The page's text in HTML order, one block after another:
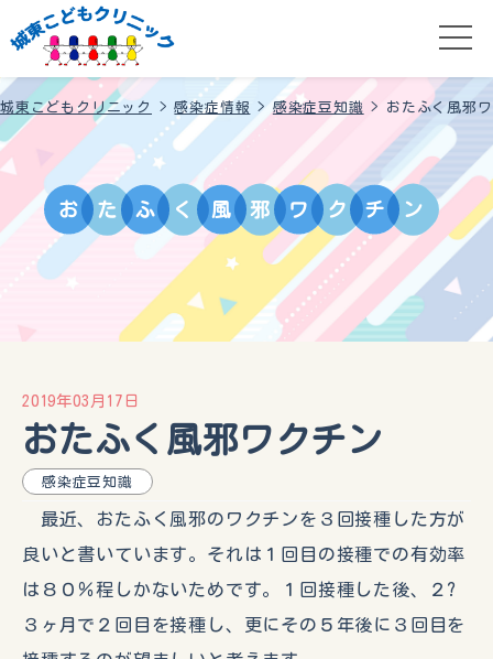
城東こどもクリニック >感染症情報 > 感染症豆知識 > おたふく風邪
お た ふ く 風 邪 ワ ク チ ン
2019年03月17日
おたふく風邪ワクチン
感染症豆知識
最近、おたふく風邪のワクチンを３回接種した方が
良いと書いています。それは１回目の接種での有効率
は８０％程しかないためです。１回接種した後、２?
３ヶ月で２回目を接種し、更にその５年後に３回目を